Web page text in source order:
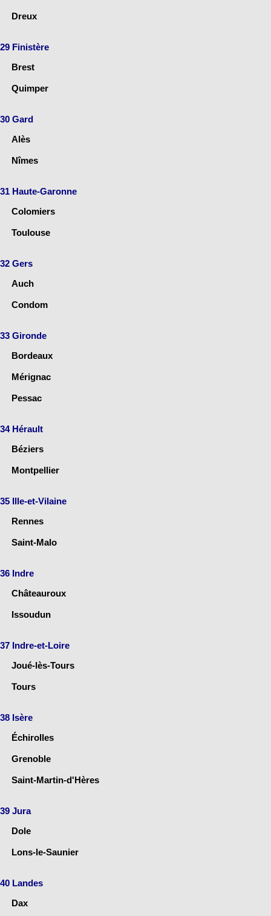
Dreux
29 Finistère
Brest
Quimper
30 Gard
Alès
Nîmes
31 Haute-Garonne
Colomiers
Toulouse
32 Gers
Auch
Condom
33 Gironde
Bordeaux
Mérignac
Pessac
34 Hérault
Béziers
Montpellier
35 Ille-et-Vilaine
Rennes
Saint-Malo
36 Indre
Châteauroux
Issoudun
37 Indre-et-Loire
Joué-lès-Tours
Tours
38 Isère
Échirolles
Grenoble
Saint-Martin-d'Hères
39 Jura
Dole
Lons-le-Saunier
40 Landes
Dax